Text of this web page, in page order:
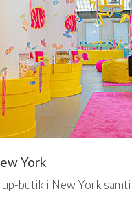
York
butik i New York